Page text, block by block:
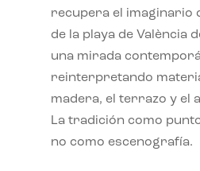
recupera el imaginario
de la playa de València
una mirada
reinterpretando
madera, el terrazo y el
La tradición como
no como escenografía.